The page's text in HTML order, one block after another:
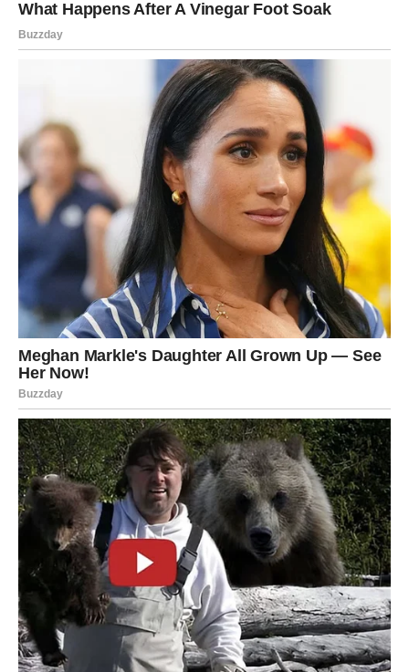
se vuče mesecima.
Decembar donosi
✓ Ljubav koja se stabilizuje – ili vraća
Decembar vraća mir Jarčevima.
Ako je osoba iz prošlosti važna, vraća se.
Ako nije – život dovodi novu, mnogo zreliju ljubav.
A ako je Jarac u vezi — odnosi se popravljaju, stabilizuju,
postaju iskreniji i jači.
Zašto je Jarac izabran?
Jer je radio, davao, trudio se, bio jak čak i kad nije imao
snage.
Jer je nosio druge na leđima, a zaboravio sebe.
Sudbina mu sada vraća
3. BIK – Neočekivani darovi,
finansijski proboj i ljubavna sreća
koju je priželjkivao
Za Bikove decembar je mesec iznenađenja
. Sve što
dolazi stiže naglo, brzo, neočekivano – ali prelepo.
Šta Bik dobija u decembru?